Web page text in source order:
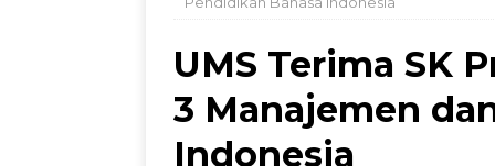
[ August 7, 2026 ]
untuk Kemajuan
UMS Terima SK
3 Manajemen
Indonesia